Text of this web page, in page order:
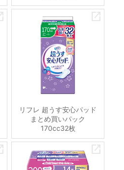
リフレ 超うす安心パッド
まとめ買いパック
170cc32枚